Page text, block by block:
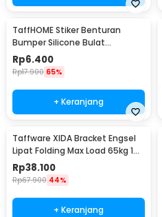
TaffHOME Stiker Benturan
Bumper Silicone Bulat
Hemispherical 100 PCS - FZL10
Rp6.400
Rp17.900 65%
+ Keranjang
Taffware XIDA Bracket Engsel
Lipat Folding Max Load 65kg 14
Inch 2 PCS - JM007
Rp38.100
Rp67.900 44%
+ Keranjang